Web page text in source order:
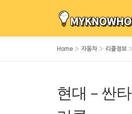
Home » 자동차» 리콜정보
현대 – 싼